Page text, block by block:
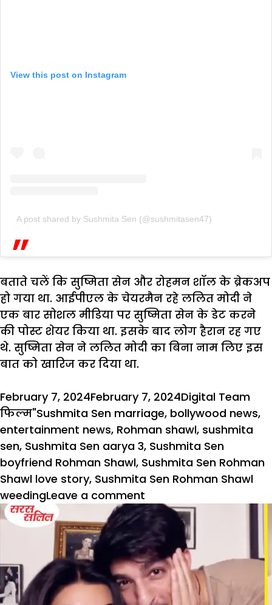
View this post on Instagram
A post shared by Sushmita Sen (@sushmitasen47)
बताते चलें कि सुष्मिता सेन और रोहमन शॉल के ब्रेकअप
हो गया था. आईपीएल के चेयरमैन रहे ललित मोदी ने
एक बार सोशल मीडिया पर सुष्मिता सेन के डेट करने
की पोस्ट शेयर किया था. इसके बाद लोग हैरान रह गए
थे. सुष्मिता सेन ने ललित मोदी का बिना नाम लिए इस
बात को खारिज कर दिया था.
Posted
on
February 7, 2024February 7, 2024Author
Digital Team
फिल्मTags
"Sushmita Sen marriage, bollywood news,
entertainment news, Rohman shawl, sushmita
sen, Sushmita Sen aarya 3, Sushmita Sen
boyfriend Rohman Shawl, Sushmita Sen Rohman
Shawl love story, Sushmita Sen Rohman Shawl
weedingLeave a comment
Sushmita
Sen
जल्द
करेंगी
शादी?
16